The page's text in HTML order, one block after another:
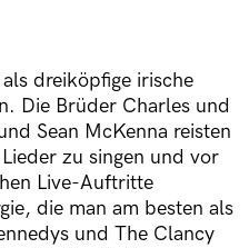
dreiköpfige irische
Die Brüder Charles und
Sean McKenna reisten
zu singen und vor
Live-Auftritte
die man am besten als
und The Clancy